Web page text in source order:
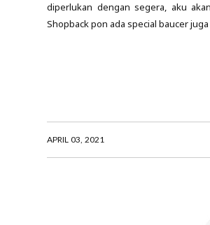
diperlukan dengan segera, aku
Shopback pon ada special baucer
APRIL 03, 2021